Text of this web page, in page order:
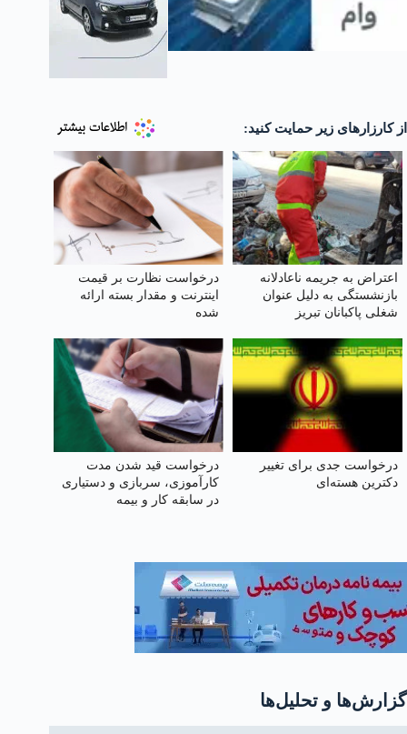
از کارزارهای زیر حمایت کنید:
اعتراض به جریمه ناعادلانه
بازنشستگی به دلیل عنوان
شغلی پاکبانان تبریز
درخواست نظارت بر قیمت
اینترنت و مقدار بسته ارائه
شده
درخواست جدی برای تغییر
دکترین هسته‌ای
درخواست قید شدن مدت
کارآموزی، سربازی و دستیاری
در سابقه کار و بیمه
گزارش‌ها و تحلیل‌ها